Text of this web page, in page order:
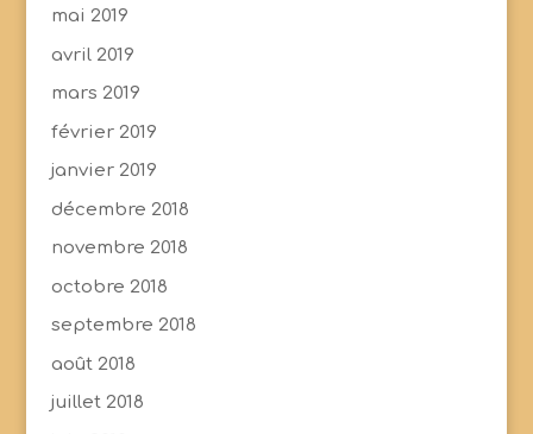
mai 2019
avril 2019
mars 2019
février 2019
janvier 2019
décembre 2018
novembre 2018
octobre 2018
septembre 2018
août 2018
juillet 2018